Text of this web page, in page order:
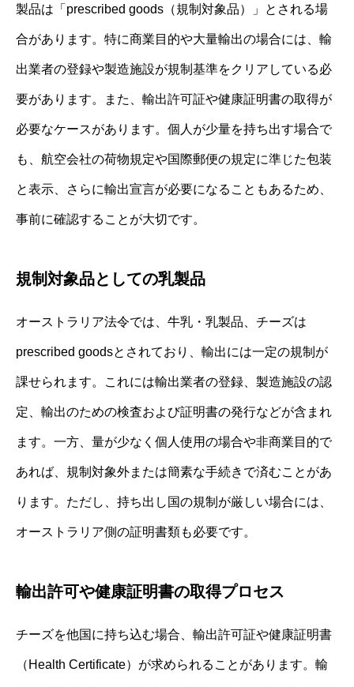
製品は「prescribed goods（規制対象品）」とされる場
合があります。特に商業目的や大量輸出の場合には、輸
出業者の登録や製造施設が規制基準をクリアしている必
要があります。また、輸出許可証や健康証明書の取得が
必要なケースがあります。個人が少量を持ち出す場合で
も、航空会社の荷物規定や国際郵便の規定に準じた包装
と表示、さらに輸出宣言が必要になることもあるため、
事前に確認することが大切です。
規制対象品としての乳製品
オーストラリア法令では、牛乳・乳製品、チーズは
prescribed goodsとされており、輸出には一定の規制が
課せられます。これには輸出業者の登録、製造施設の認
定、輸出のための検査および証明書の発行などが含まれ
ます。一方、量が少なく個人使用の場合や非商業目的で
あれば、規制対象外または簡素な手続きで済むことがあ
ります。ただし、持ち出し国の規制が厳しい場合には、
オーストラリア側の証明書類も必要です。
輸出許可や健康証明書の取得プロセス
チーズを他国に持ち込む場合、輸出許可証や健康証明書
（Health Certificate）が求められることがあります。輸